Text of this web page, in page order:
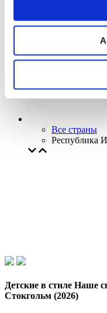
Без
Все страны
Республика
Детские в стиле Наше
Стокгольм (2026)